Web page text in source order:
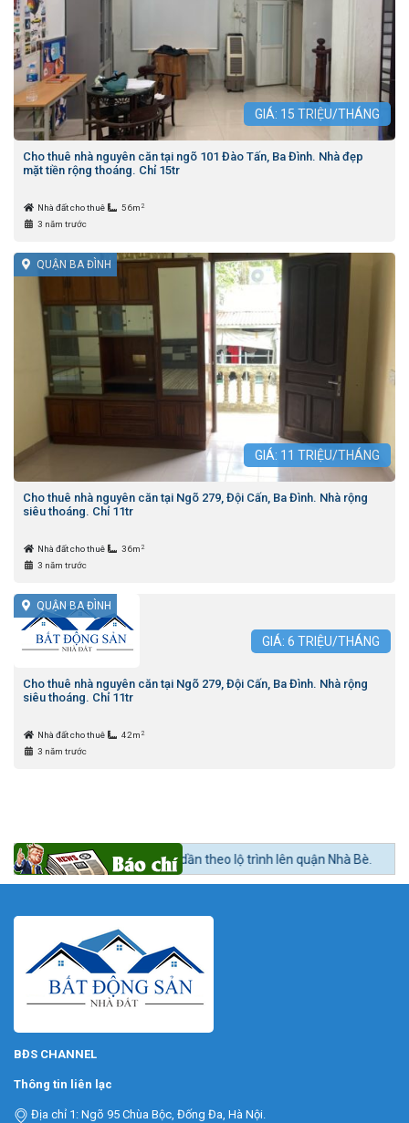
GIÁ: 15 TRIỆU/THÁNG
Cho thuê nhà nguyên căn tại ngõ 101 Đào Tấn, Ba Đình. Nhà đẹp
mặt tiền rộng thoáng. Chỉ 15tr
Nhà đất cho thuê 56m 2
3 năm trước
QUẬN BA ĐÌNH
GIÁ: 11 TRIỆU/THÁNG
Cho thuê nhà nguyên căn tại Ngõ 279, Đội Cấn, Ba Đình. Nhà rộng
siêu thoáng. Chỉ 11tr
Nhà đất cho thuê 36m 2
3 năm trước
QUẬN BA ĐÌNH
GIÁ: 6 TRIỆU/THÁNG
Cho thuê nhà nguyên căn tại Ngõ 279, Đội Cấn, Ba Đình. Nhà rộng
siêu thoáng. Chỉ 11tr
Nhà đất cho thuê 42m 2
3 năm trước
Nam nóng dần theo lộ trình lên quận Nhà Bè.
BĐS CHANNEL
Thông tin liên lạc
Địa chỉ 1: Ngõ 95 Chùa Bộc, Đống Đa, Hà Nội.